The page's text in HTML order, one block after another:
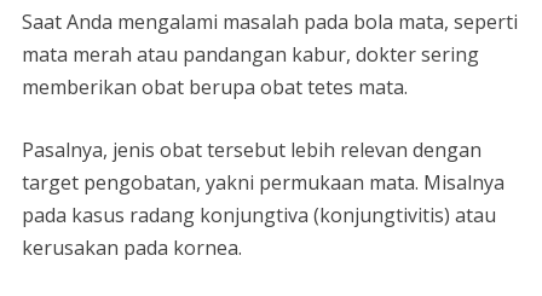
Saat Anda mengalami masalah pada bola mata, seperti
mata merah atau pandangan kabur, dokter sering
memberikan obat berupa obat tetes mata.
Pasalnya, jenis obat tersebut lebih relevan dengan
target pengobatan, yakni permukaan mata. Misalnya
pada kasus radang konjungtiva (konjungtivitis) atau
kerusakan pada kornea.